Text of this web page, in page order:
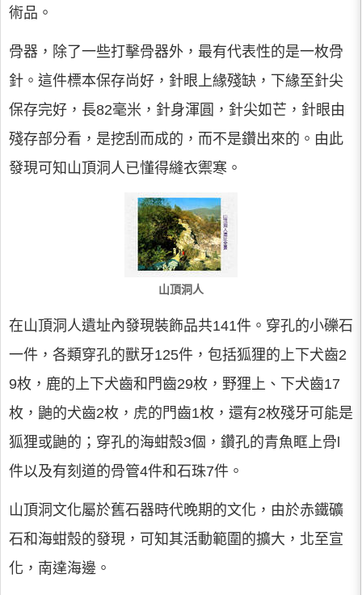
術品。
骨器，除了一些打擊骨器外，最有代表性的是一枚骨
針。這件標本保存尚好，針眼上緣殘缺，下緣至針尖
保存完好，長82毫米，針身渾圓，針尖如芒，針眼由
殘存部分看，是挖刮而成的，而不是鑽出來的。由此
發現可知山頂洞人已懂得縫衣禦寒。
山頂洞人
在山頂洞人遺址內發現裝飾品共141件。穿孔的小礫石
一件，各類穿孔的獸牙125件，包括狐狸的上下犬齒2
9枚，鹿的上下犬齒和門齒29枚，野狸上、下犬齒17
枚，鼬的犬齒2枚，虎的門齒1枚，還有2枚殘牙可能是
狐狸或鼬的；穿孔的海蚶殼3個，鑽孔的青魚眶上骨l
件以及有刻道的骨管4件和石珠7件。
山頂洞文化屬於舊石器時代晚期的文化，由於赤鐵礦
石和海蚶殼的發現，可知其活動範圍的擴大，北至宣
化，南達海邊。